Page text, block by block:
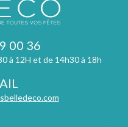
00 36
à 12H et de 14h30 à 18h